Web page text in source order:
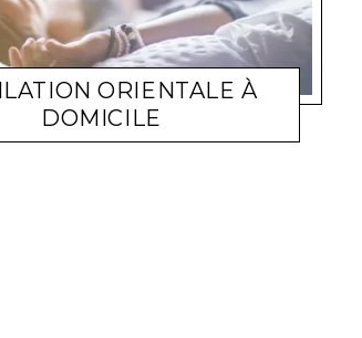
ORIENTALE À
DOMICILE
AROMESEVASION 27 JANVIER 2013